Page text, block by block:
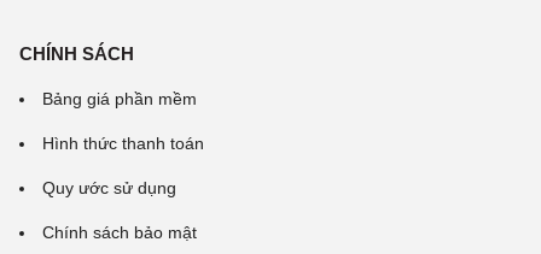
CHÍNH SÁCH
Bảng giá phần mềm
Hình thức thanh toán
Quy ước sử dụng
Chính sách bảo mật